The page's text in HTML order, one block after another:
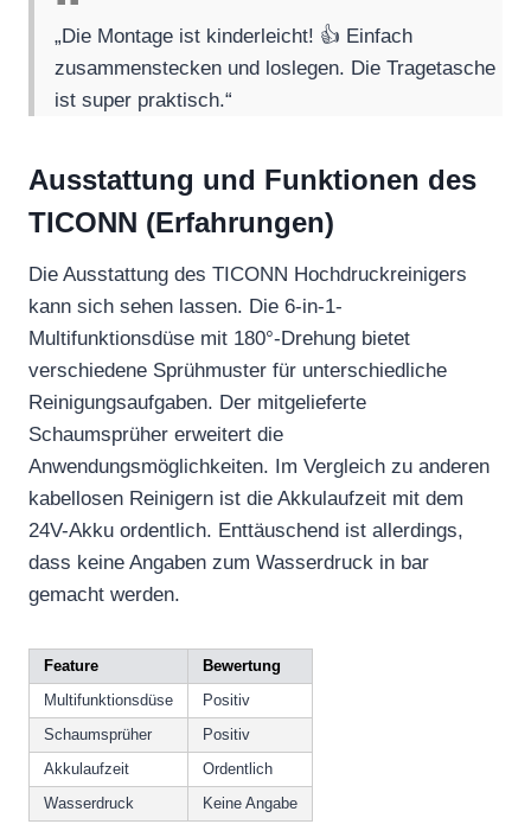
„Die Montage ist kinderleicht! 👍 Einfach
zusammenstecken und loslegen. Die Tragetasche
ist super praktisch.“
Ausstattung und Funktionen des
TICONN (Erfahrungen)
Die Ausstattung des TICONN Hochdruckreinigers
kann sich sehen lassen. Die 6-in-1-
Multifunktionsdüse mit 180°-Drehung bietet
verschiedene Sprühmuster für unterschiedliche
Reinigungsaufgaben. Der mitgelieferte
Schaumsprüher erweitert die
Anwendungsmöglichkeiten. Im Vergleich zu anderen
kabellosen Reinigern ist die Akkulaufzeit mit dem
24V-Akku ordentlich. Enttäuschend ist allerdings,
dass keine Angaben zum Wasserdruck in bar
gemacht werden.
Feature
Bewertung
Multifunktionsdüse
Positiv
Schaumsprüher
Positiv
Akkulaufzeit
Ordentlich
Wasserdruck
Keine Angabe